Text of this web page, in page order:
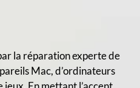
la réparation experte de
Mac, d’ordinateurs